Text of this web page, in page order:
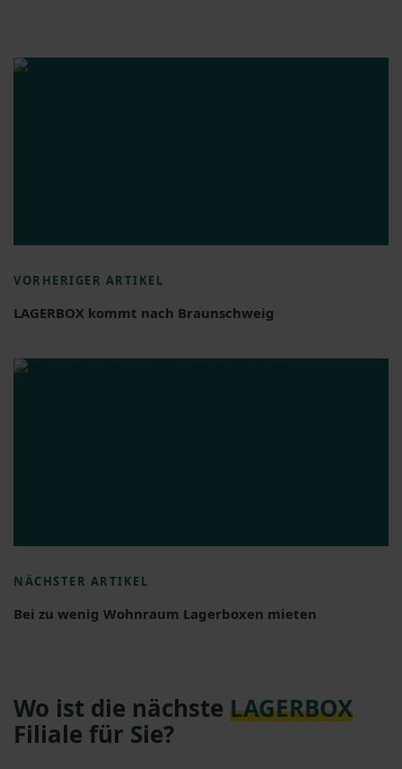
VORHERIGER ARTIKEL
LAGERBOX kommt nach Braunschweig
NÄCHSTER ARTIKEL
Bei zu wenig Wohnraum Lagerboxen mieten
Wo ist die nächste LAGERBOX
Filiale für Sie?